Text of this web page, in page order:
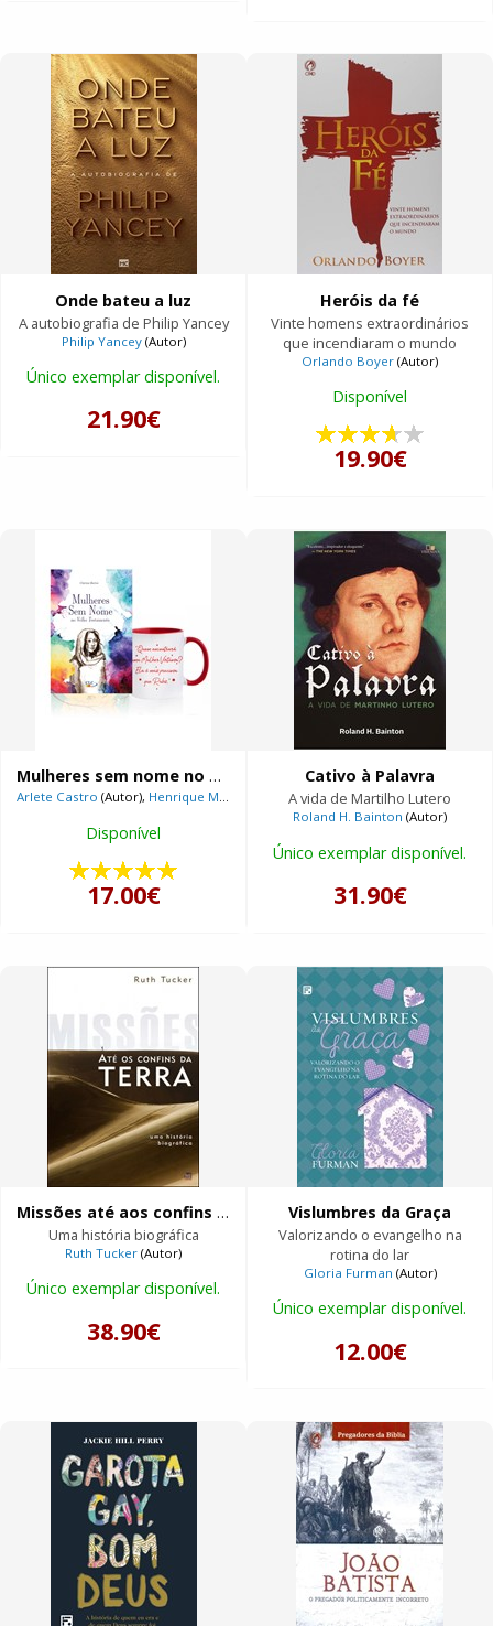
Onde bateu a luz
A autobiografia de Philip Yancey
Philip Yancey(Autor)
Único exemplar disponível.
21.90€
Heróis da fé
Vinte homens extraordinários
que incendiaram o mundo
Orlando Boyer (Autor)
Disponível
19.90€
Mulheres sem nome no Velho Testamento + Caneca Provérbios 31:10
Arlete Castro (Autor), Henrique Martinowski (Ilustrador)
Disponível
17.00€
Cativo à Palavra
A vida de Martilho Lutero
Roland H. Bainton (Autor)
Único exemplar disponível.
31.90€
Missões até aos confins da terra
Uma história biográfica
Ruth Tucker (Autor)
Único exemplar disponível.
38.90€
Vislumbres da Graça
Valorizando o evangelho na
rotina do lar
Gloria Furman (Autor)
Único exemplar disponível.
12.00€